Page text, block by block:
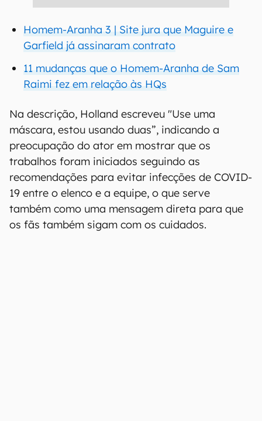
Homem-Aranha 3 | Site jura que Maguire e
Garfield já assinaram contrato
11 mudanças que o Homem-Aranha de Sam
Raimi fez em relação às HQs
Na descrição, Holland escreveu "Use uma
máscara, estou usando duas”, indicando a
preocupação do ator em mostrar que os
trabalhos foram iniciados seguindo as
recomendações para evitar infecções de COVID-
19 entre o elenco e a equipe, o que serve
também como uma mensagem direta para que
os fãs também sigam com os cuidados.